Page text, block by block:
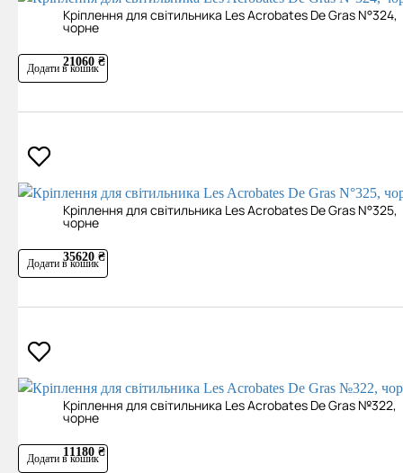
Кріплення для світильника Les Acrobates De Gras N°324,
чорне
21060 ₴
Додати в кошик
Кріплення для світильника Les Acrobates De Gras N°325,
чорне
35620 ₴
Додати в кошик
Кріплення для світильника Les Acrobates De Gras №322,
чорне
11180 ₴
Додати в кошик